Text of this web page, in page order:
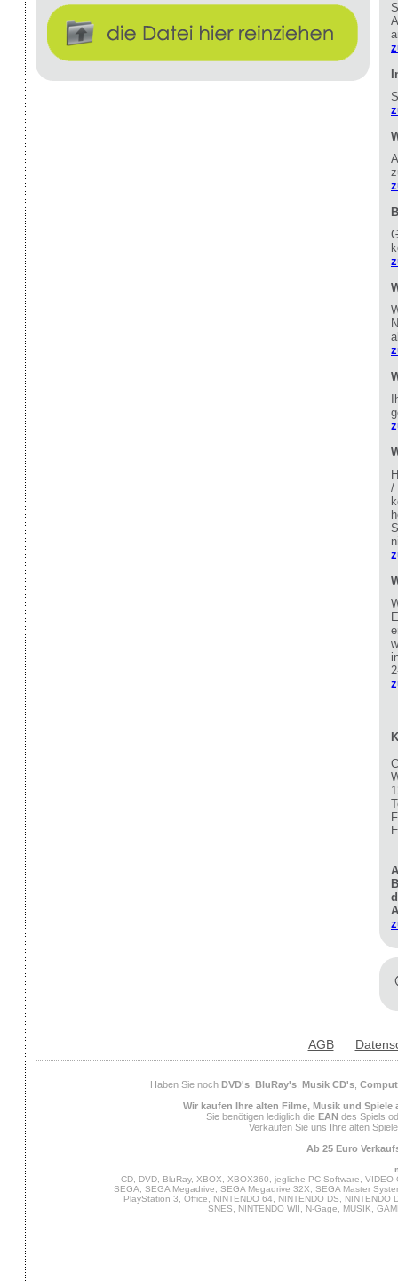
/
AGB
Haben Sie noch DVD's, BluRay's, Musik CD's,
Wir kaufen Ihre alten Filme, Musik und Spiele
Sie benötigen lediglich die EAN des Spiels
Verkaufen Sie uns Ihre alten
Ab 25 Euro
CD, DVD, BluRay, XBOX, XBOX360, jegliche PC Software,
SEGA, SEGA Megadrive, SEGA Megadrive 32X, SEGA Master
PlayStation 3, Office, NINTENDO 64, NINTENDO DS,
SNES, NINTENDO WII, N-Gage, MUSIK,